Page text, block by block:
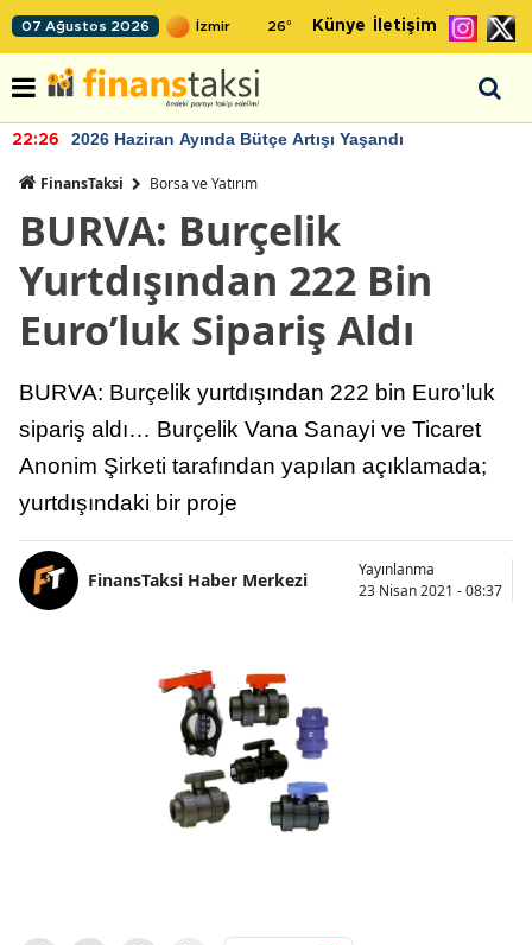
07 Ağustos 2026 26° Künye İletişim
22:26 2026 Haziran Ayında Bütçe Artışı Yaşandı
FinansTaksi Borsa ve Yatırım
BURVA: Burçelik
Yurtdışından 222 Bin
Euro’luk Sipariş Aldı
BURVA: Burçelik yurtdışından 222 bin Euro’luk
sipariş aldı… Burçelik Vana Sanayi ve Ticaret
Anonim Şirketi tarafından yapılan açıklamada;
yurtdışındaki bir proje
FinansTaksi Haber Merkezi
Yayınlanma
23 Nisan 2021 - 08:37